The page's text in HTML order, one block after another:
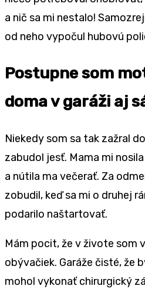
a nič sa mi nestalo!
od neho vypočul hubovú
Postupne som
doma v garáži aj
Niekedy som sa tak zažral
zabudol jesť. Mama mi
a nútila ma večerať. Za
zobudil, keď sa mi o druhej
podarilo naštartovať.
Mám pocit, že v živote som
obývačiek. Garáže čisté, že
mohol vykonať chirurgický